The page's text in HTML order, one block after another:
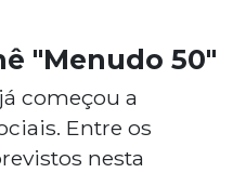
"Menudo 50"
começou a
Entre os
nesta